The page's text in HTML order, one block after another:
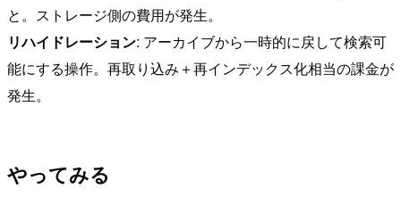
と。ストレージ側の費用が発生。
リハイドレーション: アーカイブから一時的に戻して検索可
能にする操作。再取り込み＋再インデックス化相当の課金が
発生。
やってみる